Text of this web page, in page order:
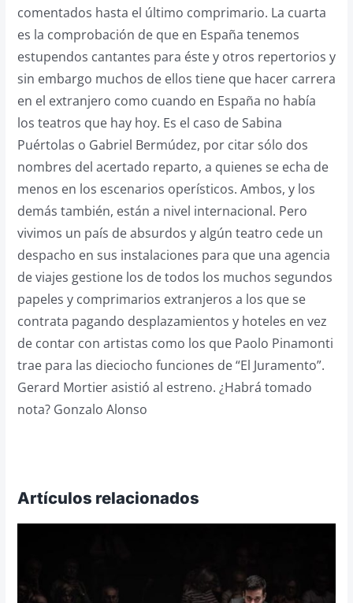
comentados hasta el último comprimario. La cuarta
es la comprobación de que en España tenemos
estupendos cantantes para éste y otros repertorios y
sin embargo muchos de ellos tiene que hacer carrera
en el extranjero como cuando en España no había
los teatros que hay hoy. Es el caso de Sabina
Puértolas o Gabriel Bermúdez, por citar sólo dos
nombres del acertado reparto, a quienes se echa de
menos en los escenarios operísticos. Ambos, y los
demás también, están a nivel internacional. Pero
vivimos un país de absurdos y algún teatro cede un
despacho en sus instalaciones para que una agencia
de viajes gestione los de todos los muchos segundos
papeles y comprimarios extranjeros a los que se
contrata pagando desplazamientos y hoteles en vez
de contar con artistas como los que Paolo Pinamonti
trae para las dieciocho funciones de “El Juramento”.
Gerard Mortier asistió al estreno. ¿Habrá tomado
nota? Gonzalo Alonso
Artículos relacionados